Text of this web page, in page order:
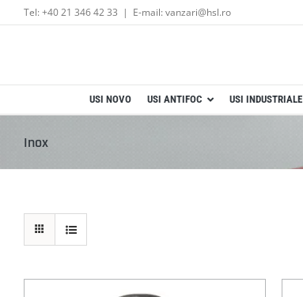
to
Tel: +40 21 346 42 33 | E-mail: vanzari@hsl.ro
USI NOVO USI ANTIFOC USI INDUSTRIALE
Inox